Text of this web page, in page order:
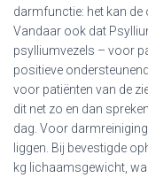
darmfunctie: het kan de
Vandaar ook dat
psylliumvezels – voor
positieve
voor patiënten van de
dit net zo en dan
dag. Voor
liggen. Bij bevestigde
kg lichaamsgewicht,